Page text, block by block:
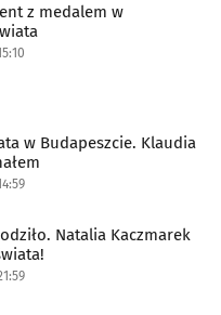
z medalem w
w Budapeszcie. Klaudia
Natalia Kaczmarek